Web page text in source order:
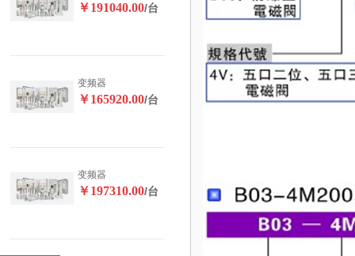
￥191040.00/台
变频器
￥165920.00/台
变频器
￥197310.00/台